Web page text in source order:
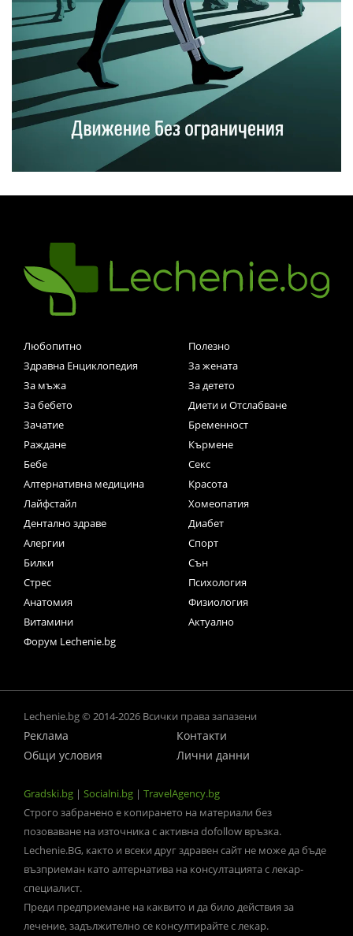
Любопитно
Полезно
Здравна Енциклопедия
За жената
За мъжа
За детето
За бебето
Диети и Отслабване
Зачатие
Бременност
Раждане
Кърмене
Бебе
Секс
Алтернативна медицина
Красота
Лайфстайл
Хомеопатия
Дентално здраве
Диабет
Алергии
Спорт
Билки
Сън
Стрес
Психология
Анатомия
Физиология
Витамини
Актуално
Форум Lechenie.bg
Lechenie.bg © 2014-2026 Всички права запазени
Реклама
Контакти
Общи условия
Лични данни
Gradski.bg | Socialni.bg | TravelAgency.bg
Строго забранено е копирането на материали без
позоваване на източника с активна dofollow връзка.
Lechenie.BG, както и всеки друг здравен сайт не може да бъде
възприеман като алтернатива на консултацията с лекар-
специалист.
Преди предприемане на каквито и да било действия за
лечение, задължително се консултирайте с лекар.